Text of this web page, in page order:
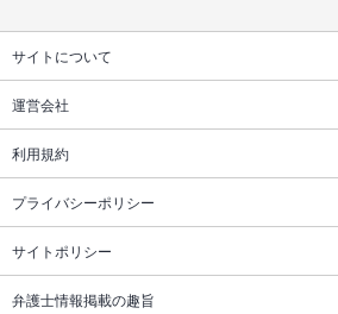
サイトについて
運営会社
利用規約
プライバシーポリシー
サイトポリシー
弁護士情報掲載の趣旨